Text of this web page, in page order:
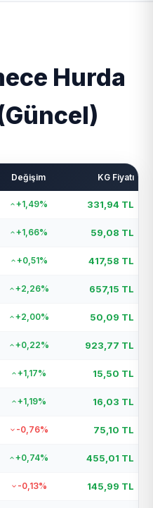
Hurda
Değişim KG Fiyatı
+1,49% 331,94 TL
+1,66% 59,08 TL
+0,51% 417,58 TL
+2,26% 657,15 TL
+2,00% 50,09 TL
+0,22% 923,77 TL
+1,17% 15,50 TL
+1,19% 16,03 TL
-0,76% 75,10 TL
+0,74% 455,01 TL
-0,13% 145,99 TL